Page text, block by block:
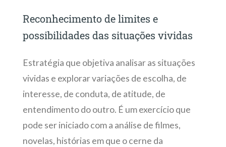
Reconhecimento de limites e
possibilidades das situações vividas
Estratégia que objetiva analisar as situações
vividas e explorar variações de escolha, de
interesse, de conduta, de atitude, de
entendimento do outro. É um exercício que
pode ser iniciado com a análise de filmes,
novelas, histórias em que o cerne da